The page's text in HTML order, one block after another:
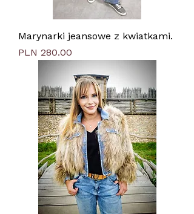
Marynarki jeansowe z kwiatkami.
Price
PLN 280.00